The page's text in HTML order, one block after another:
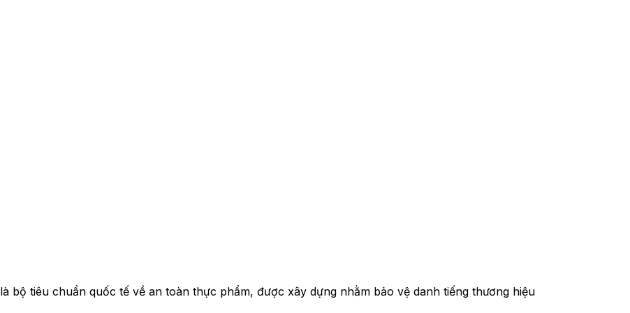
là bộ tiêu chuẩn quốc tế về an toàn thực phẩm, được xây dựng nhằm bảo vệ danh tiếng thương hiệu